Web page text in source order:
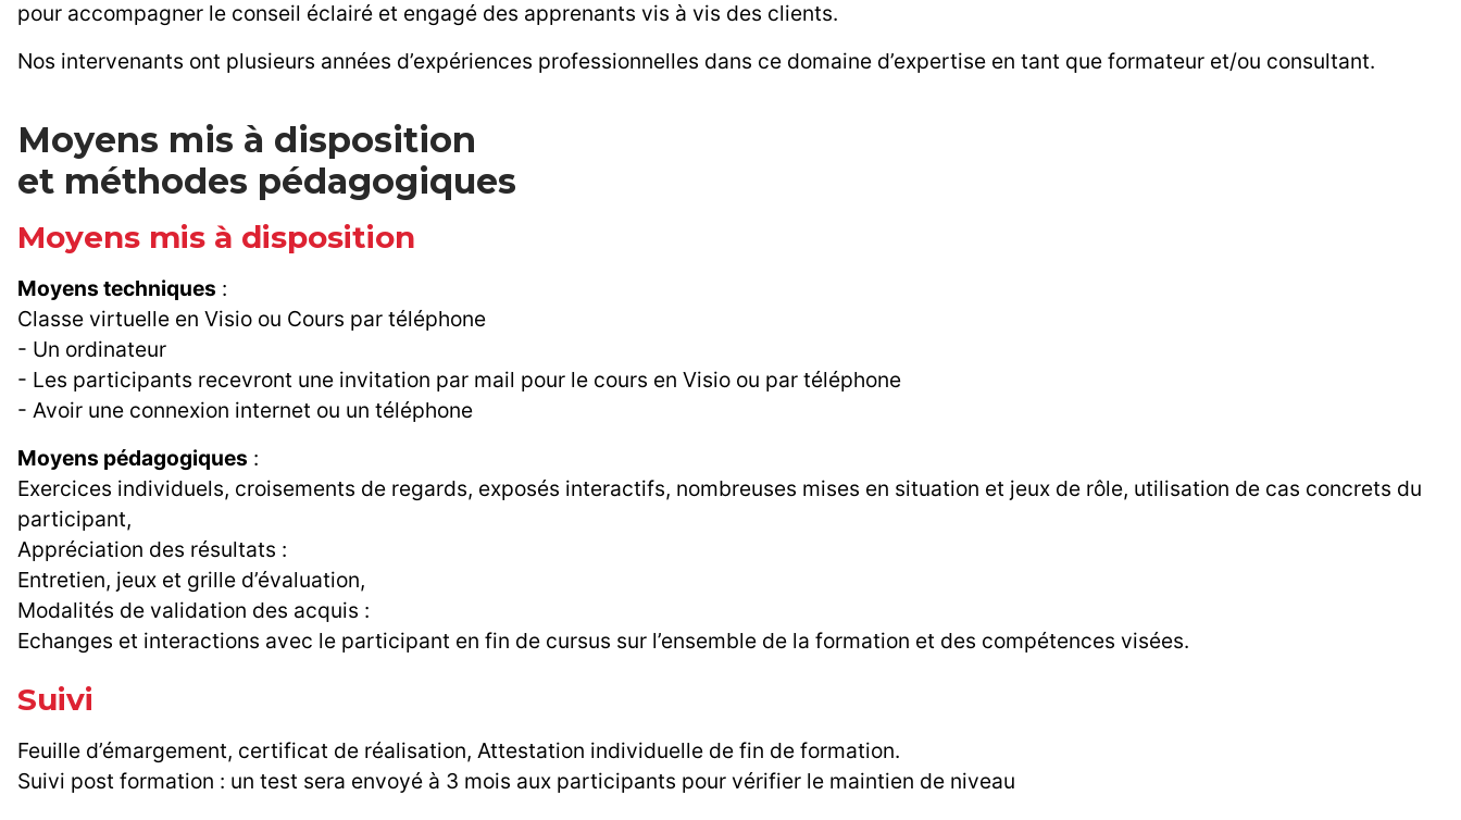
pour accompagner le conseil éclairé et engagé des apprenants vis à vis des clients.
Nos intervenants ont plusieurs années d’expériences professionnelles dans ce domaine d’expertise en tant que formateur et/ou consultant.
Moyens mis à disposition
et méthodes pédagogiques
Moyens mis à disposition
Moyens techniques :
Classe virtuelle en Visio ou Cours par téléphone
- Un ordinateur
- Les participants recevront une invitation par mail pour le cours en Visio ou par téléphone
- Avoir une connexion internet ou un téléphone
Moyens pédagogiques :
Exercices individuels, croisements de regards, exposés interactifs, nombreuses mises en situation et jeux de rôle, utilisation de cas concrets du
participant,
Appréciation des résultats :
Entretien, jeux et grille d’évaluation,
Modalités de validation des acquis :
Echanges et interactions avec le participant en fin de cursus sur l’ensemble de la formation et des compétences visées.
Suivi
Feuille d’émargement, certificat de réalisation, Attestation individuelle de fin de formation.
Suivi post formation : un test sera envoyé à 3 mois aux participants pour vérifier le maintien de niveau